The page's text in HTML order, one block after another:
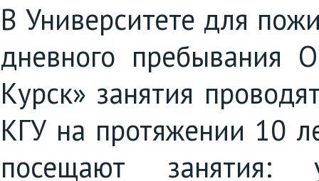
В Университете для
дневного пребывания
Курск» занятия
КГУ на протяжении 10
посещают занятия: